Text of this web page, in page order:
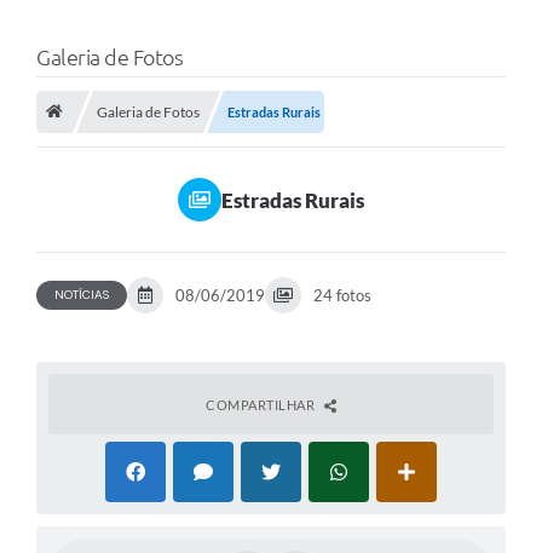
Galeria de Fotos
Galeria de Fotos Estradas Rurais
Estradas Rurais
NOTÍCIAS 08/06/2019 24 fotos
COMPARTILHAR